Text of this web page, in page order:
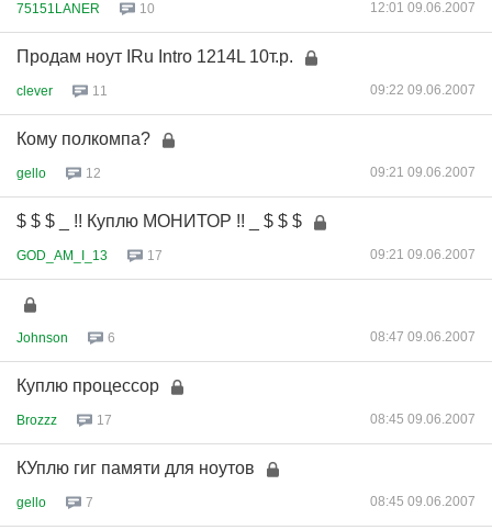
75151LANER 10 12:01 09.06.2007
Продам ноут IRu Intro 1214L 10т.р.
clever 11 09:22 09.06.2007
Кому полкомпа?
gello 12 09:21 09.06.2007
$ $ $ _ !! Куплю МОНИТОР !! _ $ $ $
GOD_AM_I_13 17 09:21 09.06.2007
Johnson 6 08:47 09.06.2007
Куплю процессор
Brozzz 17 08:45 09.06.2007
КУплю гиг памяти для ноутов
gello 7 08:45 09.06.2007